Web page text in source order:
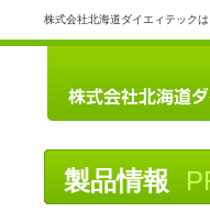
株式会社北海道ダイエィテック
製品情報